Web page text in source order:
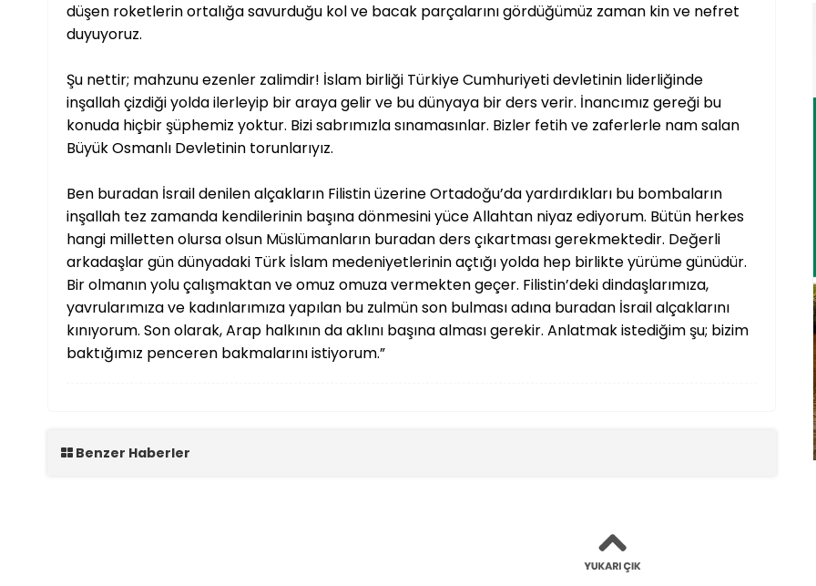
düşen roketlerin ortalığa savurduğu kol ve bacak parçalarını gördüğümüz zaman kin ve nefret
duyuyoruz.
Şu nettir; mahzunu ezenler zalimdir! İslam birliği Türkiye Cumhuriyeti devletinin liderliğinde
inşallah çizdiği yolda ilerleyip bir araya gelir ve bu dünyaya bir ders verir. İnancımız gereği bu
konuda hiçbir şüphemiz yoktur. Bizi sabrımızla sınamasınlar. Bizler fetih ve zaferlerle nam salan
Büyük Osmanlı Devletinin torunlarıyız.
Ben buradan İsrail denilen alçakların Filistin üzerine Ortadoğu’da yardırdıkları bu bombaların
inşallah tez zamanda kendilerinin başına dönmesini yüce Allahtan niyaz ediyorum. Bütün herkes
hangi milletten olursa olsun Müslümanların buradan ders çıkartması gerekmektedir. Değerli
arkadaşlar gün dünyadaki Türk İslam medeniyetlerinin açtığı yolda hep birlikte yürüme günüdür.
Bir olmanın yolu çalışmaktan ve omuz omuza vermekten geçer. Filistin’deki dindaşlarımıza,
yavrularımıza ve kadınlarımıza yapılan bu zulmün son bulması adına buradan İsrail alçaklarını
kınıyorum. Son olarak, Arap halkının da aklını başına alması gerekir. Anlatmak istediğim şu; bizim
baktığımız penceren bakmalarını istiyorum.”
Benzer Haberler